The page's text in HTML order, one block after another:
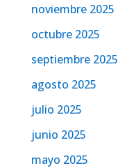
noviembre 2025
octubre 2025
septiembre 2025
agosto 2025
julio 2025
junio 2025
mayo 2025